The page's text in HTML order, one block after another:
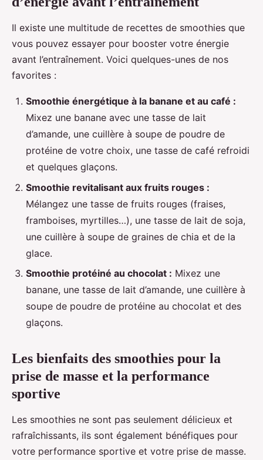
Il existe une multitude de recettes de smoothies que
vous pouvez essayer pour booster votre énergie
avant l’entraînement. Voici quelques-unes de nos
favorites :
Smoothie énergétique à la banane et au café :
Mixez une banane avec une tasse de lait
d’amande, une cuillère à soupe de poudre de
protéine de votre choix, une tasse de café refroidi
et quelques glaçons.
Smoothie revitalisant aux fruits rouges :
Mélangez une tasse de fruits rouges (fraises,
framboises, myrtilles…), une tasse de lait de soja,
une cuillère à soupe de graines de chia et de la
glace.
Smoothie protéiné au chocolat : Mixez une
banane, une tasse de lait d’amande, une cuillère à
soupe de poudre de protéine au chocolat et des
glaçons.
Les bienfaits des smoothies pour la
prise de masse et la performance
sportive
Les smoothies ne sont pas seulement délicieux et
rafraîchissants, ils sont également bénéfiques pour
votre performance sportive et votre prise de masse.